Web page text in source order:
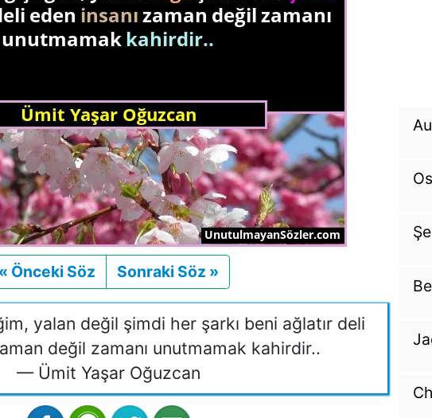
« Önceki Söz Önceki
Sonraki Söz »
yalan değil şimdi her şarkı beni ağlatır deli
değil zamanı unutmamak kahirdir..
— Ümit Yaşar Oğuzcan